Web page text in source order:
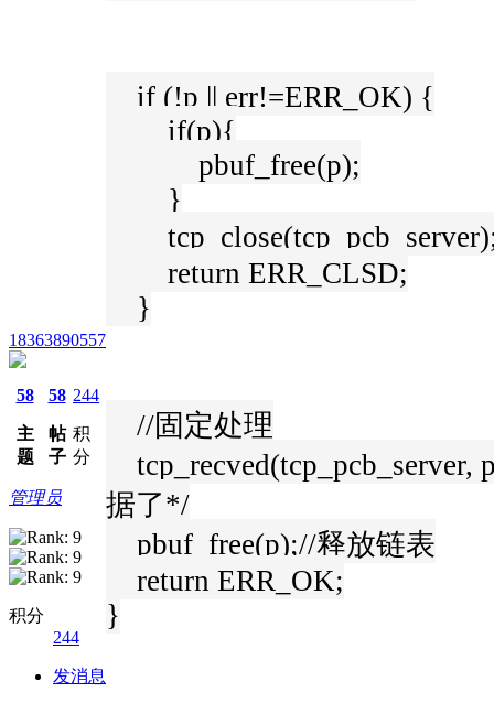
18363890557
58
主
题
58
帖
子
244
积
分
管理员
积分
244
发消息
if (!p || err!=ERR_OK) {
if(p){
pbuf_free(p);
}
return ERR_CLSD;
}
//固定处理
据了*/
pbuf_free(p);//释放链表
return ERR_OK;
}